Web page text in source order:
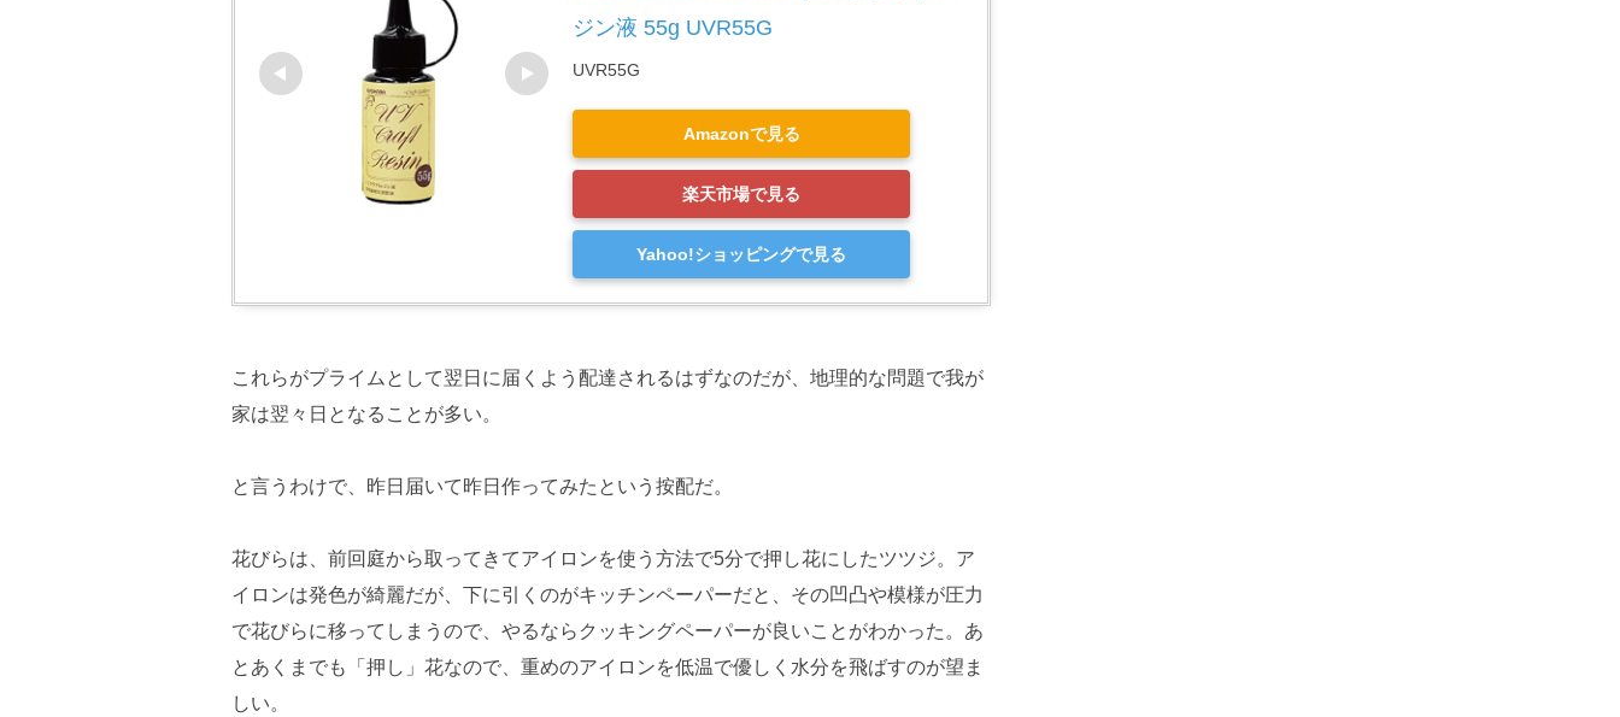
ジン液 55g UVR55G
UVR55G
Amazonで見る
楽天市場で見る
Yahoo!ショッピングで見る
これらがプライムとして翌日に届くよう配達されるはずなのだが、地理的な問題で我が
家は翌々日となることが多い。
と言うわけで、昨日届いて昨日作ってみたという按配だ。
花びらは、前回庭から取ってきてアイロンを使う方法で5分で押し花にしたツツジ。ア
イロンは発色が綺麗だが、下に引くのがキッチンペーパーだと、その凹凸や模様が圧力
で花びらに移ってしまうので、やるならクッキングペーパーが良いことがわかった。あ
とあくまでも「押し」花なので、重めのアイロンを低温で優しく水分を飛ばすのが望ま
しい。